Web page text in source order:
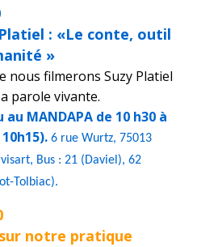
: «Le conte, outil
»
nous filmerons Suzy Platiel
parole vivante.
MANDAPA de 10 h30 à
6 rue Wurtz, 75013
Bus : 21 (Daviel), 62
Tolbiac).
notre pratique